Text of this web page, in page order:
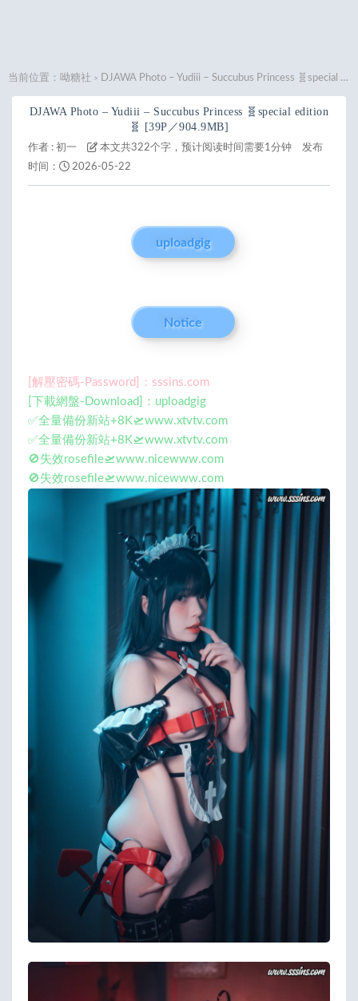
当前位置： 呦糖社 > DJAWA Photo – Yudiii – Succubus Princess 🧬special edition🧬 [39P／904.9MB]
DJAWA Photo – Yudiii – Succubus Princess 🧬special edition
🧬 [39P／904.9MB]
作者 : 初一 本文共322个字，预计阅读时间需要1分钟
发布
时间：
2026-05-22
uploadgig
Notice
[解壓密碼-Password]：sssins.com
[下載網盤-Download]：uploadgig
✅全量備份新站+8K🛫www.xtvtv.com
✅全量備份新站+8K🛫www.xtvtv.com
🚫失效rosefile🛫www.nicewww.com
🚫失效rosefile🛫www.nicewww.com